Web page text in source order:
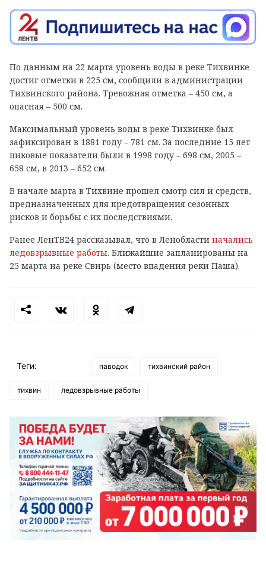
По данным на 22 марта уровень воды в реке Тихвинке
достиг отметки в 225 см, сообщили в администрации
Тихвинского района. Тревожная отметка – 450 см, а
опасная – 500 см.
Максимальный уровень воды в реке Тихвинке был
зафиксирован в 1881 году – 781 см. За последние 15 лет
пиковые показатели были в 1998 году – 698 см, 2005 –
658 см, в 2013 – 652 см.
В начале марта в Тихвине прошел смотр сил и средств,
предназначенных для предотвращения сезонных
рисков и борьбы с их последствиями.
Ранее ЛенТВ24 рассказывал, что в Ленобласти начались
ледовзрывные работы. Ближайшие запланированы на
25 марта на реке Свирь (место впадения реки Паша).
Теги: паводок тихвинский район
тихвин ледовзрывные работы